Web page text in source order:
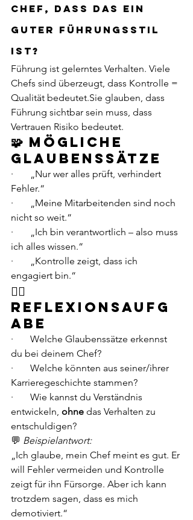
Chef, dass das ein
guter Führungsstil
ist?
Führung ist gelerntes Verhalten. Viele
Chefs sind überzeugt, dass Kontrolle =
Qualität bedeutet.Sie glauben, dass
Führung sichtbar sein muss, dass
Vertrauen Risiko bedeutet.
🧩 Mögliche
Glaubenssätze
·       „Nur wer alles prüft, verhindert
Fehler.“
·       „Meine Mitarbeitenden sind noch
nicht so weit.“
·       „Ich bin verantwortlich – also muss
ich alles wissen.“
·       „Kontrolle zeigt, dass ich
engagiert bin.“
🧘‍♀️
Reflexionsaufg
abe
·       Welche Glaubenssätze erkennst
du bei deinem Chef?
·       Welche könnten aus seiner/ihrer
Karrieregeschichte stammen?
·       Wie kannst du Verständnis
entwickeln, ohne das Verhalten zu
entschuldigen?
💬 Beispielantwort:
„Ich glaube, mein Chef meint es gut. Er
will Fehler vermeiden und Kontrolle
zeigt für ihn Fürsorge. Aber ich kann
trotzdem sagen, dass es mich
demotiviert.“